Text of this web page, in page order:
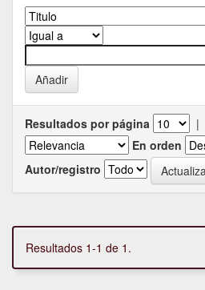
Resultados por página |
En orden
Autor/registro
Resultados 1-1 de 1.